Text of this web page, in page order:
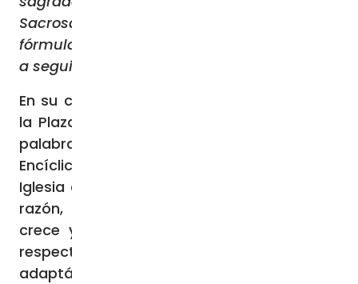
Sacrosanctum Concilium establece una
fórmula muy eficaz que marca la dirección
a seguir para el futuro.
En su catequesis dirigida a los fieles desde
la Plaza de San Pedro, el Papa recordó las
palabras del Venerable Pío XII en su
Encíclica Mediator Dei, donde se define a la
Iglesia como «un organismo vivo». Por esta
razón, el Pontífice señaló que la Iglesia
crece y se desarrolla también en lo que
respecta a la sagrada liturgia,
adaptándose y acomodándose a las